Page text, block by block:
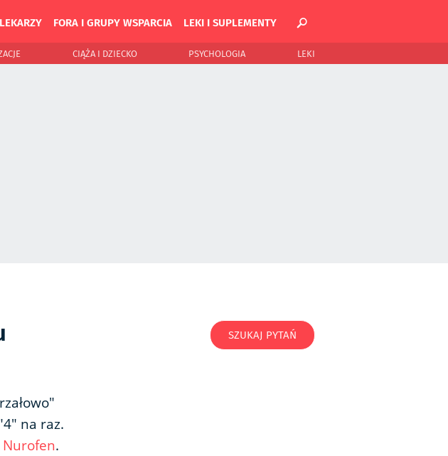
FORA I GRUPY WSPARCIA LEKI I SUPLEMENTY
CIĄŻA I DZIECKO PSYCHOLOGIA LEKI
na raz.
Nurofen.
SZUKAJ PYTAŃ